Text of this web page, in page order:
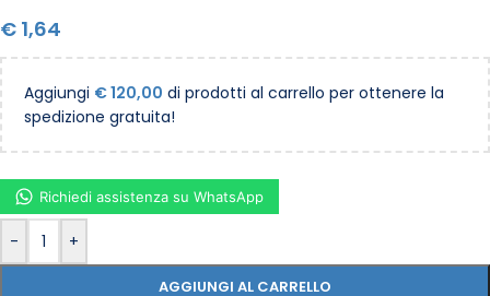
€ 1,64
Aggiungi €120,00 di prodotti al carrello per ottenere la
spedizione gratuita!
- +
AGGIUNGI AL CARRELLO
Richiedi assistenza su WhatsApp